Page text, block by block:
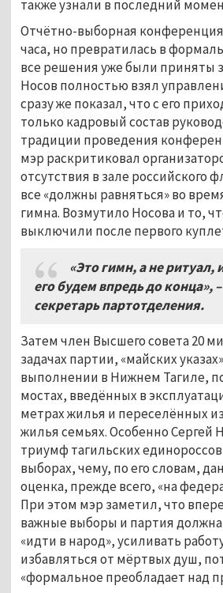
также узнали в последний
Отчётно-выборная
часа, но превратилась в
все решения уже были приняты
Носов полностью взял
сразу же показал, что с его
только кадровый состав
традиции проведения
мэр раскритиковал
отсутствия в зале российского
все «должны равняться» во
гимна. Возмутило Носова и то,
выключили после первого
«Это гимн, а не ритуал,
его будем впредь до конца»,
секретарь партотделения.
Затем член Высшего совета 20
задачах партии, «майских
выполнении в Нижнем Тагиле,
мостах, введённых в
метрах жилья и переселённых
жилья семьях. Особенно Сергей
триумф тагильских
выборах, чему, по его словам,
оценка, прежде всего, «на
При этом мэр заметил, что
важные выборы и партия
«идти в народ», усиливать
избавляться от мёртвых душ,
«формальное преобладает над